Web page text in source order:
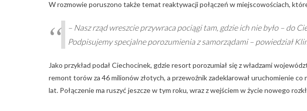
W rozmowie poruszono także temat reaktywacji połączeń w miejscowościach,
– Nasz rząd wreszcie przywraca pociągi tam, gdzie ich nie było – do
Podpisujemy specjalne porozumienia z samorządami – powiedział
Jako przykład podał Ciechocinek, gdzie resort porozumiał się z władzami
remont torów za 46 milionów złotych, a przewoźnik zadeklarował uruchomienie co
lat. Połączenie ma ruszyć jeszcze w tym roku, wraz z wejściem w życie nowego